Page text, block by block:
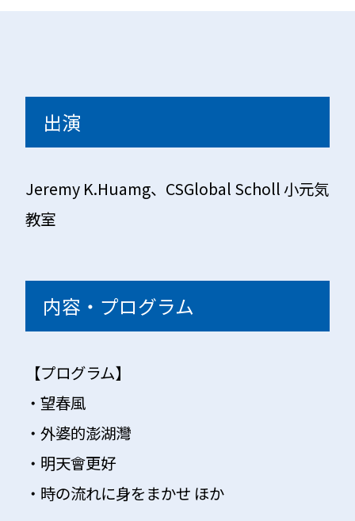
出演
Jeremy K.Huamg、CSGlobal Scholl 小元気
教室
内容・プログラム
【プログラム】
・望春風
・外婆的澎湖灣
・明天會更好
・時の流れに身をまかせ ほか